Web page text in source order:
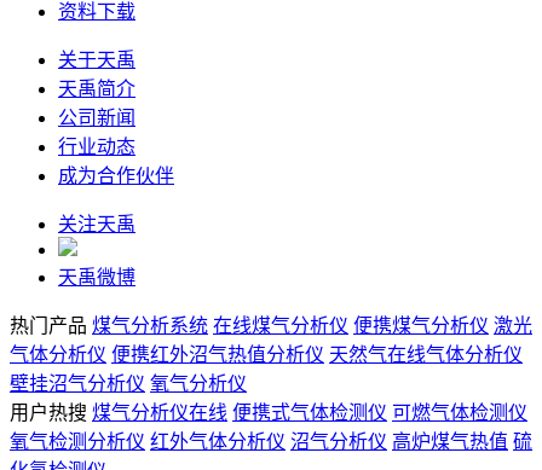
资料下载
关于天禹
天禹简介
公司新闻
行业动态
成为合作伙伴
关注天禹
天禹微博
热门产品 煤气分析系统 在线煤气分析仪 便携煤气分析仪 激光
气体分析仪 便携红外沼气热值分析仪 天然气在线气体分析仪
壁挂沼气分析仪 氧气分析仪
用户热搜 煤气分析仪在线 便携式气体检测仪 可燃气体检测仪
氧气检测分析仪 红外气体分析仪 沼气分析仪 高炉煤气热值 硫